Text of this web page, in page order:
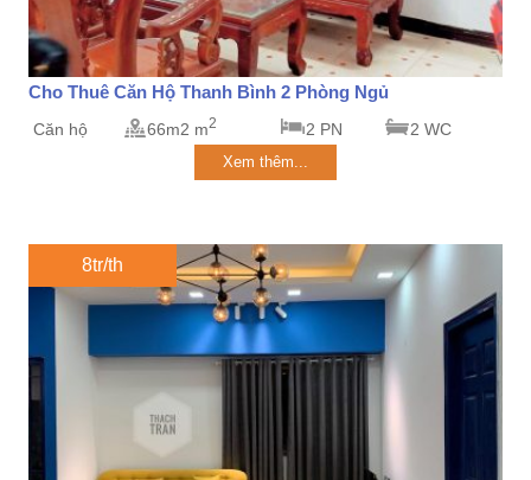
Cho Thuê Căn Hộ Thanh Bình 2 Phòng Ngủ
Căn hộ 66m2 m2 2 PN 2 WC
Xem thêm...
8tr/th